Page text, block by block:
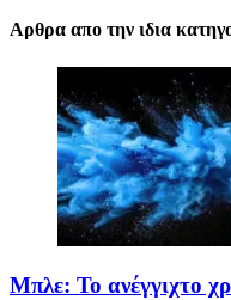
Αρθρα απο την ιδια
Μπλε: Το ανέγγιχτο